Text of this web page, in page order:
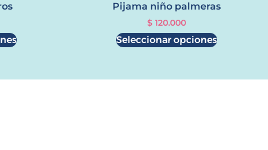
Pijama niño palmeras
$ 120.000
Seleccionar opciones